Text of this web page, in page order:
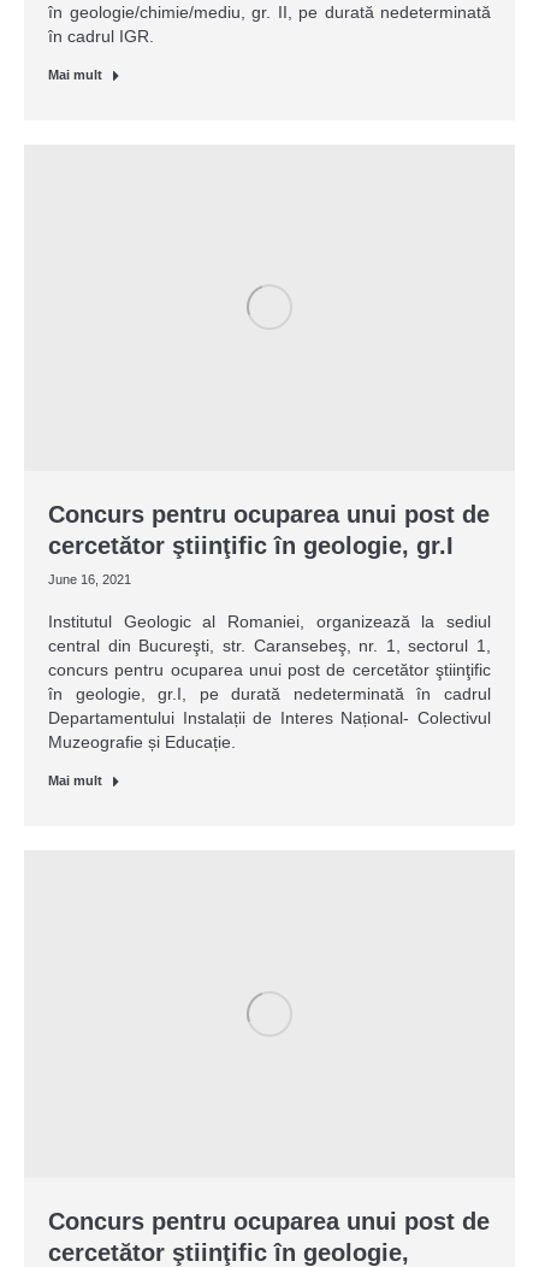
în geologie/chimie/mediu, gr. II, pe durată nedeterminată
în cadrul IGR.
Mai mult
Concurs pentru ocuparea unui post de
cercetător ştiinţific în geologie, gr.I
June 16, 2021
Institutul Geologic al Romaniei, organizează la sediul
central din Bucureşti, str. Caransebeş, nr. 1, sectorul 1,
concurs pentru ocuparea unui post de cercetător ştiinţific
în geologie, gr.I, pe durată nedeterminată în cadrul
Departamentului Instalații de Interes Național- Colectivul
Muzeografie și Educație.
Mai mult
Concurs pentru ocuparea unui post de
cercetător ştiinţific în geologie,